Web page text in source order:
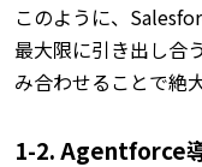
このように、
最大限に引き出し合
み合わせることで絶
1-2. Agentforce